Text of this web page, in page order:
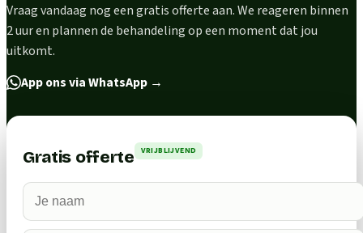
Vraag vandaag nog een gratis offerte aan. We reageren binnen
2 uur en plannen de behandeling op een moment dat jou
uitkomt.
App ons via WhatsApp →
Gratis offerte VRIJBLIJVEND